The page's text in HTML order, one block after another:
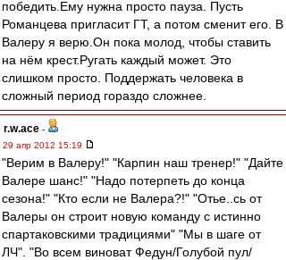
победить.Ему нужна просто пауза. Пусть
Романцева пригласит ГТ, а потом сменит его. В
Валеру я верю.Он пока молод, чтобы ставить
на нём крест.Ругать каждый может. Это
слишком просто. Поддержать человека в
сложный период гораздо сложнее.
r.w.ace -
29 апр 2012 15:19
"Верим в Валеру!" "Карпин наш тренер!" "Дайте
Валере шанс!" "Надо потерпеть до конца
сезона!" "Кто если не Валера?!" "Отье..сь от
Валеры он строит новую команду с истинно
спартаковскими традициями" "Мы в шаге от
ЛЧ". "Во всем виноват Федун/Голубой пул/